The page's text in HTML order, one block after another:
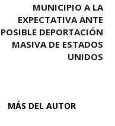
MUNICIPIO A LA
EXPECTATIVA ANTE
POSIBLE DEPORTACIÓN
MASIVA DE ESTADOS
UNIDOS
MÁS DEL AUTOR